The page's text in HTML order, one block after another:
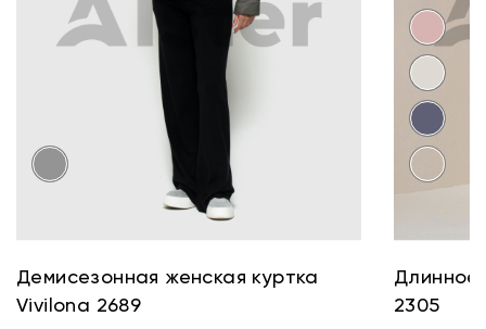
Демисезонная женская куртка
Vivilona 2689
Длинное
2305